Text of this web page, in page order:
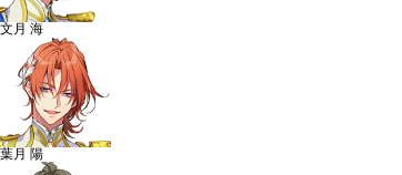
文月 海
葉月 陽